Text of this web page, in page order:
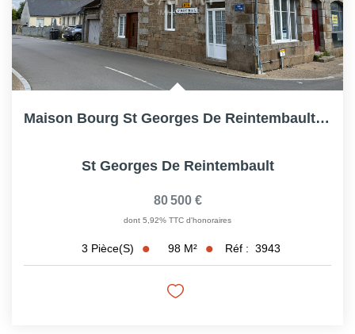
Maison Bourg St Georges De Reintembault- 97.5m² Hab- 2...
St Georges De Reintembault
80 500 €
dont 5,92% TTC d'honoraires
3 Pièce(s) 98 M² Réf : 3943